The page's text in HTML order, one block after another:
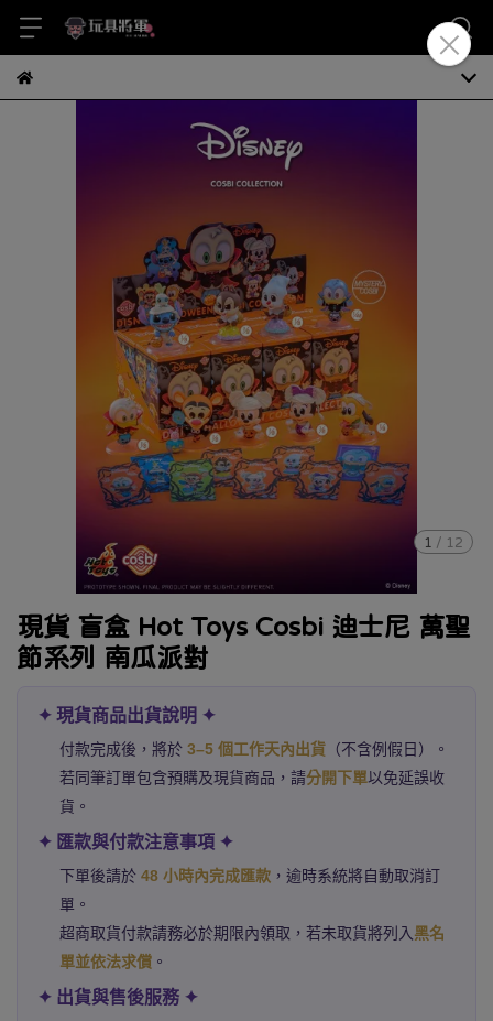
1 / 12
現貨 盲盒 Hot Toys Cosbi 迪士尼 萬聖
節系列 南瓜派對
✦ 現貨商品出貨說明 ✦
付款完成後，將於 3–5 個工作天內出貨 （不含例假日）。
若同筆訂單包含預購及現貨商品，請分開下單以免延誤收
貨。
✦ 匯款與付款注意事項 ✦
下單後請於 48 小時內完成匯款 ，逾時系統將自動取消訂
單。
超商取貨付款請務必於期限內領取，若未取貨將列入 黑名
單並依法求償 。
✦ 出貨與售後服務 ✦